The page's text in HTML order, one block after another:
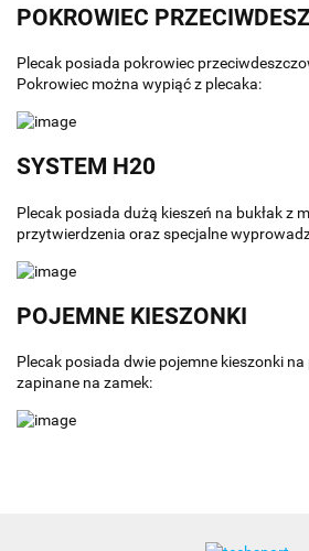
POKROWIEC
Plecak posiada pokrowiec
Pokrowiec można wypiąć z plecaka:
SYSTEM H20
Plecak posiada dużą kieszeń na bukłak z
przytwierdzenia oraz specjalne
POJEMNE KIESZONKI
Plecak posiada dwie pojemne kieszonki
zapinane na zamek: